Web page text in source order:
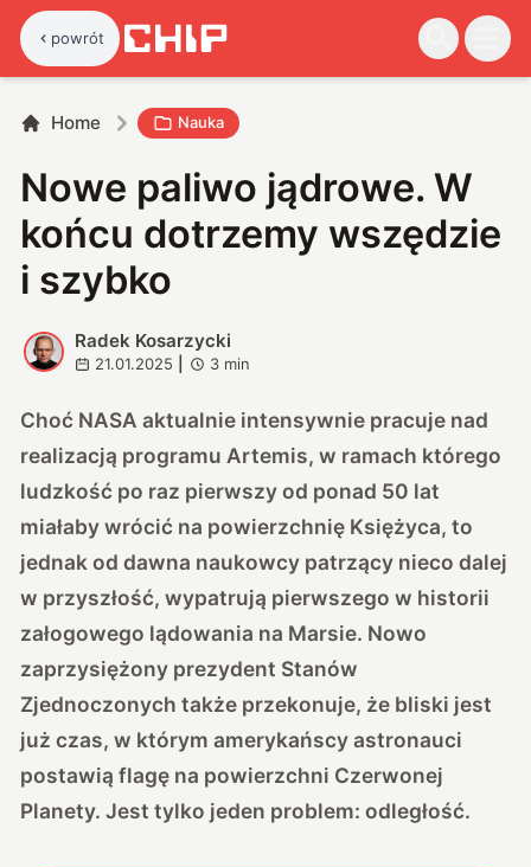
powrót
Home Nauka
Nowe paliwo jądrowe. W
końcu dotrzemy wszędzie
i szybko
R
Radek Kosarzycki
21.01.2025 3 min
Choć NASA aktualnie intensywnie pracuje nad
realizacją programu Artemis, w ramach którego
ludzkość po raz pierwszy od ponad 50 lat
miałaby wrócić na powierzchnię Księżyca, to
jednak od dawna naukowcy patrzący nieco dalej
w przyszłość, wypatrują pierwszego w historii
załogowego lądowania na Marsie. Nowo
zaprzysiężony prezydent Stanów
Zjednoczonych także przekonuje, że bliski jest
już czas, w którym amerykańscy astronauci
postawią flagę na powierzchni Czerwonej
Planety. Jest tylko jeden problem: odległość.